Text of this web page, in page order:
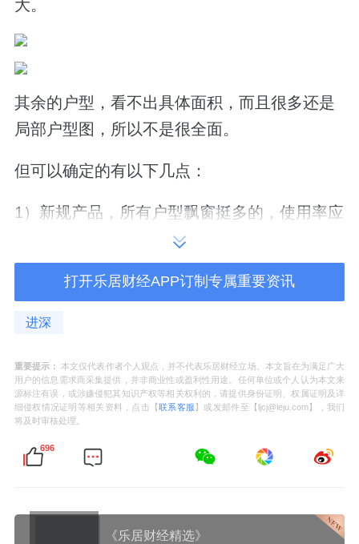
大。
其余的户型，看不出具体面积，而且很多还是
局部户型图，所以不是很全面。
但可以确定的有以下几点：
1 ）新规产品，所有户型飘窗挺多的， 使用率应
只是个别户型的部分房间，很多是飘窗“偷”出
来的面积，空间上略显局促。
双阳台设计；
或在餐厅位置有飘窗，产品整体通透性应该较
好。
项目同一层楼的户型，距离都比较近，部分户
打开乐居财经APP订制专属重要资讯
进深
重要提示： 本文仅代表作者个人观点，并不代表乐居财经立场。本文旨在为满足广大
用户的信息需求而采集提供，并非商业性或盈利性用途。任何单位或个人认为本文来
源标注有误，或涉嫌侵犯其知识产权等相关权利的，请提供身份证明、权属证明及详
细侵权情况证明等相关资料，点击【联系客服 】或发邮件至【ljcj@leju.com】，我们
将及时审核处理。
696
《乐居财经精选》